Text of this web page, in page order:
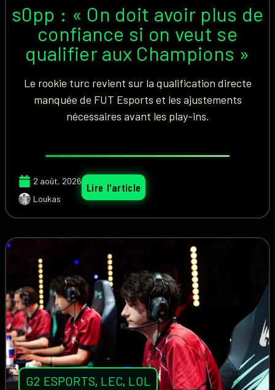
s0pp : « On doit avoir plus de
confiance si on veut se
qualifier aux Champions »
Le rookie turc revient sur la qualification directe
manquée de FUT Esports et les ajustements
nécessaires avant les play-ins.
2 août, 2026
Loukas
Lire l'article
G2 ESPORTS, LEC, LOL